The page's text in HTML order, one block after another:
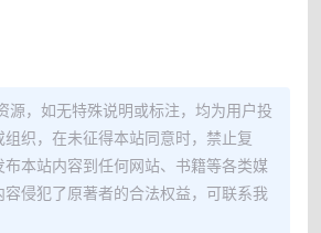
源，如无特殊说明或标注，均为用户投
织，在未征得本站同意时，禁止复
本站内容到任何网站、书籍等各类媒
侵犯了原著者的合法权益，可联系我